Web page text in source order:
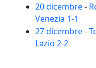
20 dicembre-
Venezia 1-1
27 dicembre-
Lazio 2-2